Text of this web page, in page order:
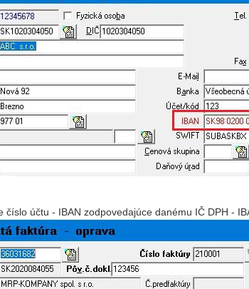
číslo účtu - IBAN zodpovedajúce danému IČ DPH -